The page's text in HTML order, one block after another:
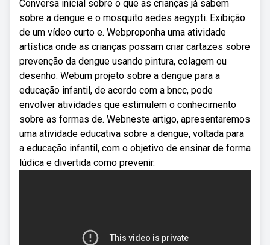
Conversa inicial sobre o que as crianças já sabem
sobre a dengue e o mosquito aedes aegypti. Exibição
de um vídeo curto e. Webproponha uma atividade
artística onde as crianças possam criar cartazes sobre
prevenção da dengue usando pintura, colagem ou
desenho. Webum projeto sobre a dengue para a
educação infantil, de acordo com a bncc, pode
envolver atividades que estimulem o conhecimento
sobre as formas de. Webneste artigo, apresentaremos
uma atividade educativa sobre a dengue, voltada para
a educação infantil, com o objetivo de ensinar de forma
lúdica e divertida como prevenir.